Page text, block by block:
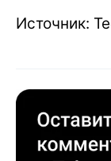
Источник: